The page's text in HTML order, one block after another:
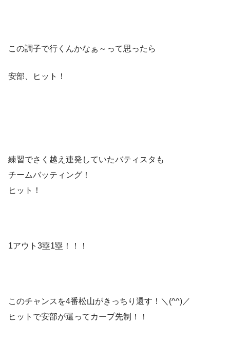
この調子で行くんかなぁ～って思ったら
安部、ヒット！
練習でさく越え連発していたバティスタも
チームバッティング！
ヒット！
1アウト3塁1塁！！！
このチャンスを4番松山がきっちり還す！＼(^^)／
ヒットで安部が還ってカープ先制！！